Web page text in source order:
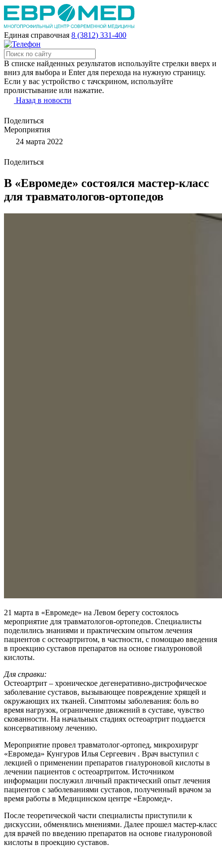
Единая справочная 8 (3812) 331-400
В списке найденных результатов используйте стрелки вверх и
вниз для выбора и Enter для перехода на нужную страницу.
Если у вас устройство с тачскрином, используйте
пролистывание или нажатие.
Назад в новости
Поделиться
Мероприятия
24 марта 2022
Поделиться
В «Евромеде» состоялся мастер-класс
для травматологов-ортопедов
21 марта в «Евромеде» на Левом берегу состоялось
мероприятие для травматологов-ортопедов. Специалисты
поделились знаниями и практическим опытом лечения
пациентов с остеоартритом, в частности, с помощью введения
в проекцию суставов препаратов на основе гиалуроновой
кислоты.
Для справки:
Остеоартрит – хроническое дегенеративно-дистрофическое
заболевание суставов, вызывающее повреждение хрящей и
окружающих их тканей. Симптомы заболевания: боль во
время нагрузок, ограничение движений в суставе, чувство
скованности. На начальных стадиях остеоартрит поддается
консервативному лечению.
Мероприятие провел травматолог-ортопед, микрохирург
«Евромеда» Кунгуров Илья Сергеевич . Врач выступил с
лекцией о применении препаратов гиалуроновой кислоты в
лечении пациентов с остеоартритом. Источником
информации послужил личный практический опыт лечения
пациентов с заболеваниями суставов, полученный врачом за
время работы в Медицинском центре «Евромед».
После теоретической части специалисты приступили к
дискуссии, обменялись мнениями. Далее прошел мастер-класс
для врачей по введению препаратов на основе гиалуроновой
кислоты в проекцию суставов.